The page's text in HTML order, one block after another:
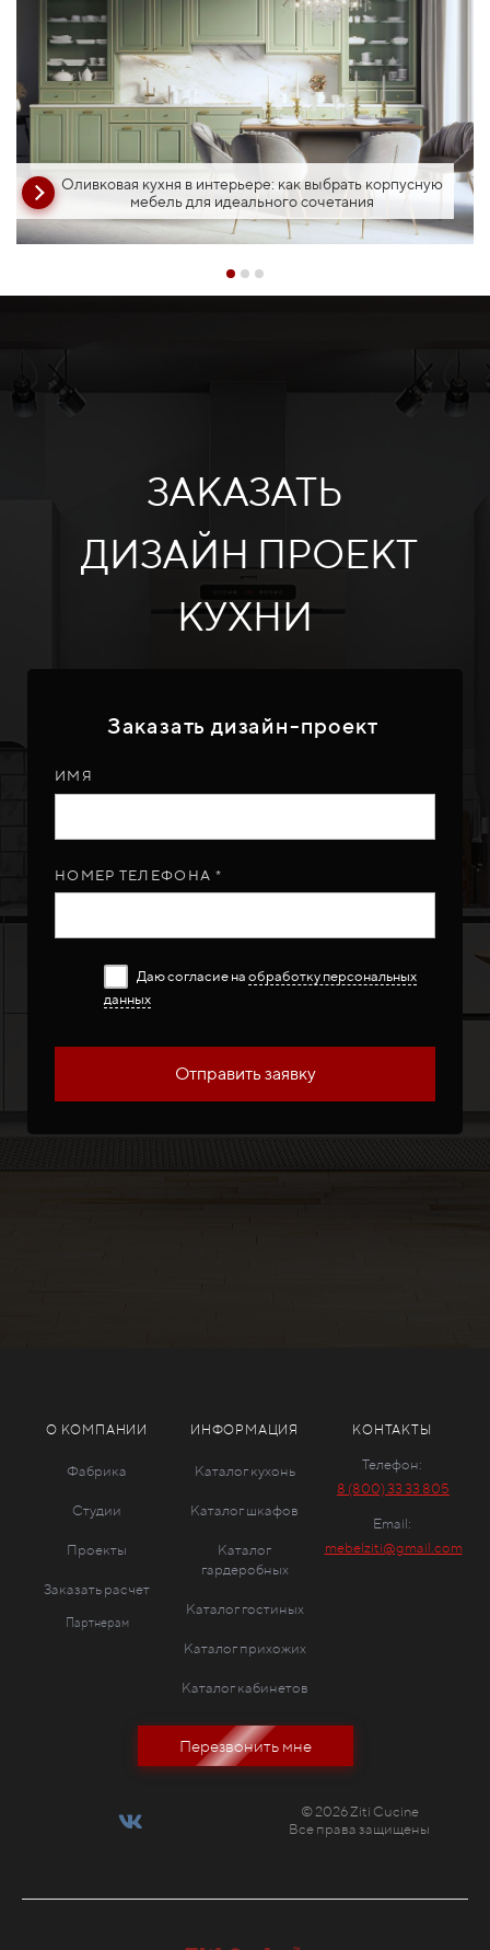
Оливковая кухня в интерьере: как выбрать корпусную
мебель для идеального сочетания
ЗАКАЗАТЬ
ДИЗАЙН ПРОЕКТ
КУХНИ
Заказать дизайн-проект
ИМЯ
НОМЕР ТЕЛЕФОНА *
Даю согласие на обработку персональных
данных
Отправить заявку
О КОМПАНИИ
Фабрика
Студии
Проекты
Заказать расчет
Партнерам
ИНФОРМАЦИЯ
Каталог кухонь
Каталог шкафов
Каталог
гардеробных
Каталог гостиных
Каталог прихожих
Каталог кабинетов
КОНТАКТЫ
Телефон:
8 (800) 33 33 805
Email:
mebelziti@gmail.com
Перезвонить мне
© 2026 Ziti Cucine
Все права защищены